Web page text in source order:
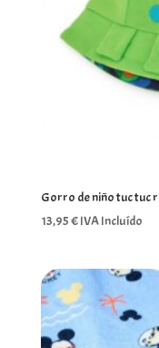
Gorro de niño tuc tuc
13,95€IVA Incluído